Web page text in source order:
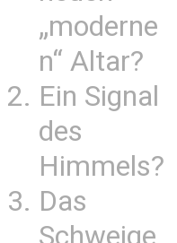
„moderne
n“ Altar?
Ein Signal
des
Himmels?
Das
Schweige